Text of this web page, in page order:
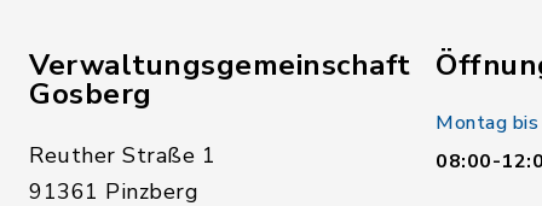
Verwaltungsgemeinschaft
Gosberg
Reuther Straße 1
91361 Pinzberg
Montag
08:00-